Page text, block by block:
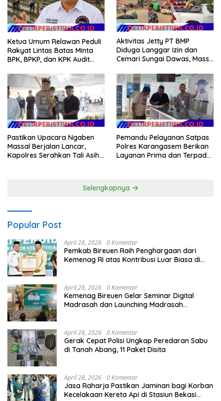
Ketua Umum Relawan Peduli
Rakyat Lintas Batas Minta
BPK, BPKP, dan KPK Audit
Kementan Pascabanjir di
Aceh
Aktivitas Jetty PT BMP
Diduga Langgar Izin dan
Cemari Sungai Dawas, Massa
Barikade 98 Minta
Pemerintah Usut Tuntas
Pastikan Upacara Ngaben
Massal Berjalan Lancar,
Kapolres Serahkan Tali Asih
Pemandu Pelayanan Satpas
Polres Karangasem Berikan
Layanan Prima dan Terpadu
Selengkapnya
Popular Post
April 28, 2026 0 Komentar
Pemkab Bireuen Raih Penghargaan dari
Kemenag RI atas Kontribusi Luar Biasa di
April 28, 2026 0 Komentar
Kemenag Bireuen Gelar Seminar Digital
Madrasah dan Launching Madrasah
April 28, 2026 0 Komentar
Gerak Cepat Polisi Ungkap Peredaran Sabu
di Tanah Abang, 11 Paket Disita
April 28, 2026 0 Komentar
Jasa Raharja Pastikan Jaminan bagi Korban
Kecelakaan Kereta Api di Stasiun Bekasi